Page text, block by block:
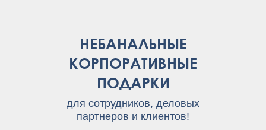
для сотрудников, деловых
партнеров и клиентов!
НЕБАНАЛЬНЫЕ
КОРПОРАТИВНЫЕ
ПОДАРКИ